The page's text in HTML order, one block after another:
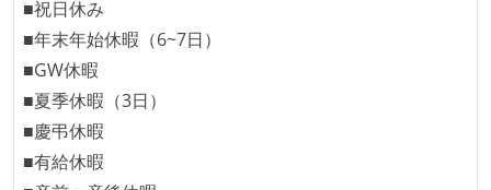
ーまたはペアプログラミングを実施している
「リファクタリングは随時行われるべき」という価値
観をメンバー全員が共有しており、日常的に実施して
いる
何らかのコーディング規約をチーム全体で遵守するよ
うにしている
■祝日休み
■年末年始休暇（6~7日）
■GW休暇
■夏季休暇（3日）
■慶弔休暇
■有給休暇